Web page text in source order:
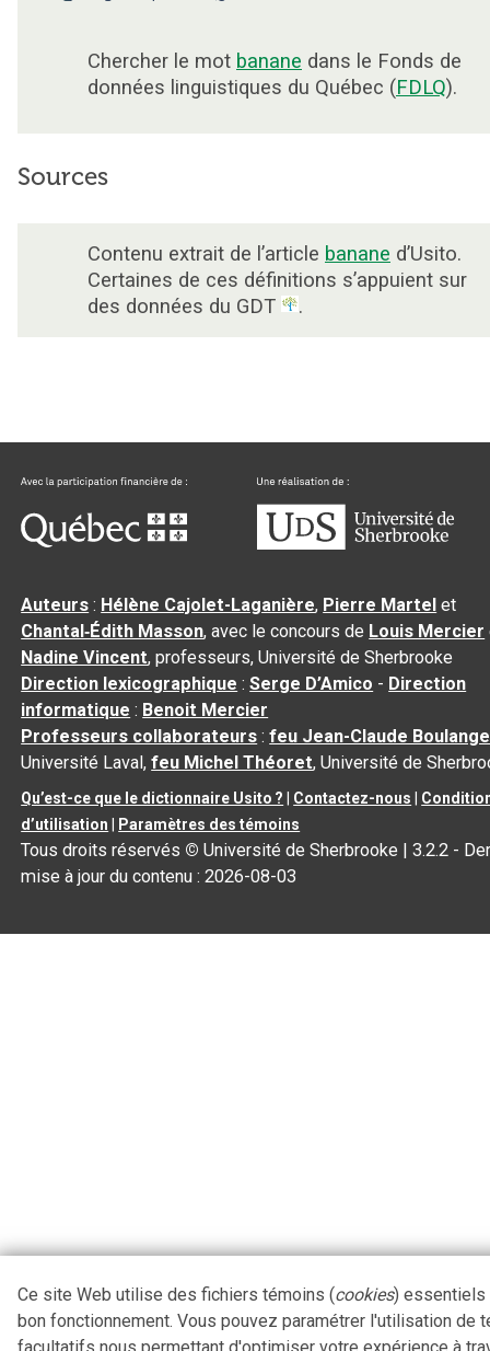
Chercher le mot banane dans le Fonds de
données linguistiques du Québec (FDLQ).
Sources
Contenu extrait de l’article banane d’Usito.
Certaines de ces définitions s’appuient sur
des données du GDT
.
Auteurs : Hélène Cajolet-Laganière, Pierre Martel et
Chantal‑Édith Masson, avec le concours de Louis Mercier
Nadine Vincent, professeurs, Université de Sherbrooke
Direction lexicographique :Serge D’Amico - Direction
informatique : Benoit Mercier
Professeurs collaborateurs :feu Jean-Claude
Université Laval,feu Michel Théoret, Université de
Qu’est-ce que le dictionnaire Usito ? Contactez-nous
d’utilisation
Paramètres des témoins
Tous droits réservés © Université de Sherbrooke |3.2.2 -
mise à jour du contenu :2026-08-03
Ce site Web utilise des fichiers témoins (cookies) essentiels
bon fonctionnement. Vous pouvez paramétrer l'utilisation de